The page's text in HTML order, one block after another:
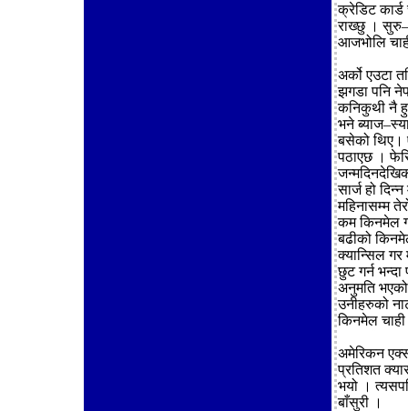
क्रेडिट
राख्छु ।
आजभोलि
अर्को एउटा
झगडा पनि
कनिकुथी नै
भने
बसेको थिए।
पठाएछ ।
सार्ज हो
महिनासम्म
कम किनमेल
बढीको
क्यान्सिल
छुट गर्न
अनुमति
उनीहरुको
किनमेल चाही
अमेरिकन
प्रतिशत
भयो ।
बाँसुरी ।